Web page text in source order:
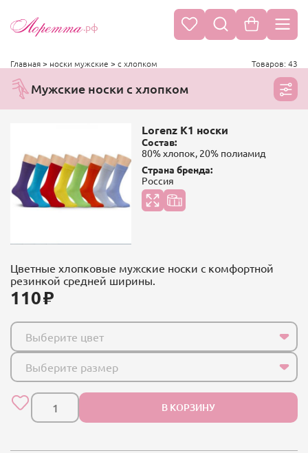
.рф
Главная> носки мужские > с хлопком Товаров: 43
Мужские носки с хлопком
Lorenz К1 носки
Состав:
80% хлопок, 20% полиамид
Страна бренда:
Россия
Цветные хлопковые мужские носки с комфортной
резинкой средней ширины.
110
Выберите цвет
Выберите размер
В КОРЗИНУ